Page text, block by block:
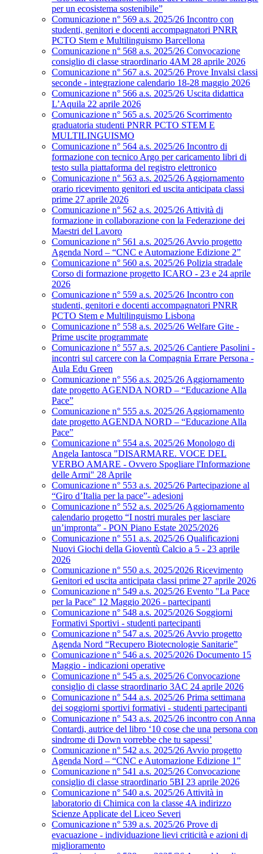
per un ecosistema sostenibile”
Comunicazione n° 569 a.s. 2025/26 Incontro con
studenti, genitori e docenti accompagnatori PNRR
PCTO Stem e Multilinguismo Barcellona
Comunicazione n° 568 a.s. 2025/26 Convocazione
consiglio di classe straordinario 4AM 28 aprile 2026
Comunicazione n° 567 a.s. 2025/26 Prove Invalsi classi
seconde - integrazione calendario 18-28 maggio 2026
Comunicazione n° 566 a.s. 2025/26 Uscita didattica
L’Aquila 22 aprile 2026
Comunicazione n° 565 a.s. 2025/26 Scorrimento
graduatoria studenti PNRR PCTO STEM E
MULTILINGUISMO
Comunicazione n° 564 a.s. 2025/26 Incontro di
formazione con tecnico Argo per caricamento libri di
testo sulla piattaforma del registro elettronico
Comunicazione n° 563 a.s. 2025/26 Aggiornamento
orario ricevimento genitori ed uscita anticipata classi
prime 27 aprile 2026
Comunicazione n° 562 a.s. 2025/26 Attività di
formazione in collaborazione con la Federazione dei
Maestri del Lavoro
Comunicazione n° 561 a.s. 2025/26 Avvio progetto
Agenda Nord – “CNC e Automazione Edizione 2”
Comunicazione n° 560 a.s. 2025/26 Polizia stradale
Corso di formazione progetto ICARO - 23 e 24 aprile
2026
Comunicazione n° 559 a.s. 2025/26 Incontro con
studenti, genitori e docenti accompagnatori PNRR
PCTO Stem e Multilinguismo Lisbona
Comunicazione n° 558 a.s. 2025/26 Welfare Gite -
Prime uscite programmate
Comunicazione n° 557 a.s. 2025/26 Cantiere Pasolini -
incontri sul carcere con la Compagnia Errare Persona -
Aula Edu Green
Comunicazione n° 556 a.s. 2025/26 Aggiornamento
date progetto AGENDA NORD – “Educazione Alla
Pace”
Comunicazione n° 555 a.s. 2025/26 Aggiornamento
date progetto AGENDA NORD – “Educazione Alla
Pace”
Comunicazione n° 554 a.s. 2025/26 Monologo di
Angela Iantosca "DISARMARE. VOCE DEL
VERBO AMARE - Ovvero Spogliare l'Informazione
delle Armi" 28 Aprile
Comunicazione n° 553 a.s. 2025/26 Partecipazione al
“Giro d’Italia per la pace”- adesioni
Comunicazione n° 552 a.s. 2025/26 Aggiornamento
calendario progetto “I nostri murales per lasciare
un’impronta” - PON Piano Estate 2025/2026
Comunicazione n° 551 a.s. 2025/26 Qualificazioni
Nuovi Giochi della Gioventù Calcio a 5 - 23 aprile
2026
Comunicazione n° 550 a.s. 2025/2026 Ricevimento
Genitori ed uscita anticipata classi prime 27 aprile 2026
Comunicazione n° 549 a.s. 2025/26 Evento "La Pace
per la Pace" 12 Maggio 2026 - partecipanti
Comunicazione n° 548 a.s. 2025/2026 Soggiorni
Formativi Sportivi - studenti partecipanti
Comunicazione n° 547 a.s. 2025/26 Avvio progetto
Agenda Nord “Recupero Biotecnologie Sanitarie”
Comunicazione n° 546 a.s. 2025/2026 Documento 15
Maggio - indicazioni operative
Comunicazione n° 545 a.s. 2025/26 Convocazione
consiglio di classe straordinario 3AC 24 aprile 2026
Comunicazione n° 544 a.s. 2025/26 Prima settimana
dei soggiorni sportivi formativi - studenti partecipanti
Comunicazione n° 543 a.s. 2025/26 incontro con Anna
Contardi, autrice del libro ‘10 cose che una persona con
sindrome di Down vorrebbe che tu sapessi’
Comunicazione n° 542 a.s. 2025/26 Avvio progetto
Agenda Nord – “CNC e Automazione Edizione 1”
Comunicazione n° 541 a.s. 2025/26 Convocazione
consiglio di classe straordinario 5BI 23 aprile 2026
Comunicazione n° 540 a.s. 2025/26 Attività in
laboratorio di Chimica con la classe 4A indirizzo
Scienze Applicate del Liceo Severi
Comunicazione n° 539 a.s. 2025/26 Prove di
evacuazione - individuazione lievi criticità e azioni di
miglioramento